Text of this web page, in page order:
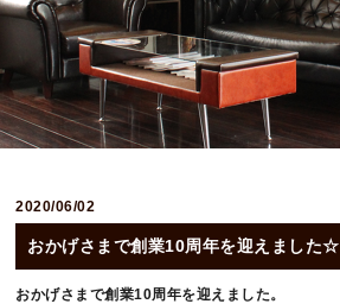
2020/06/02
おかげさまで創業10周年を迎えました☆
おかげさまで創業10周年を迎えました。
HOME
CONCEPT
INFORMATION